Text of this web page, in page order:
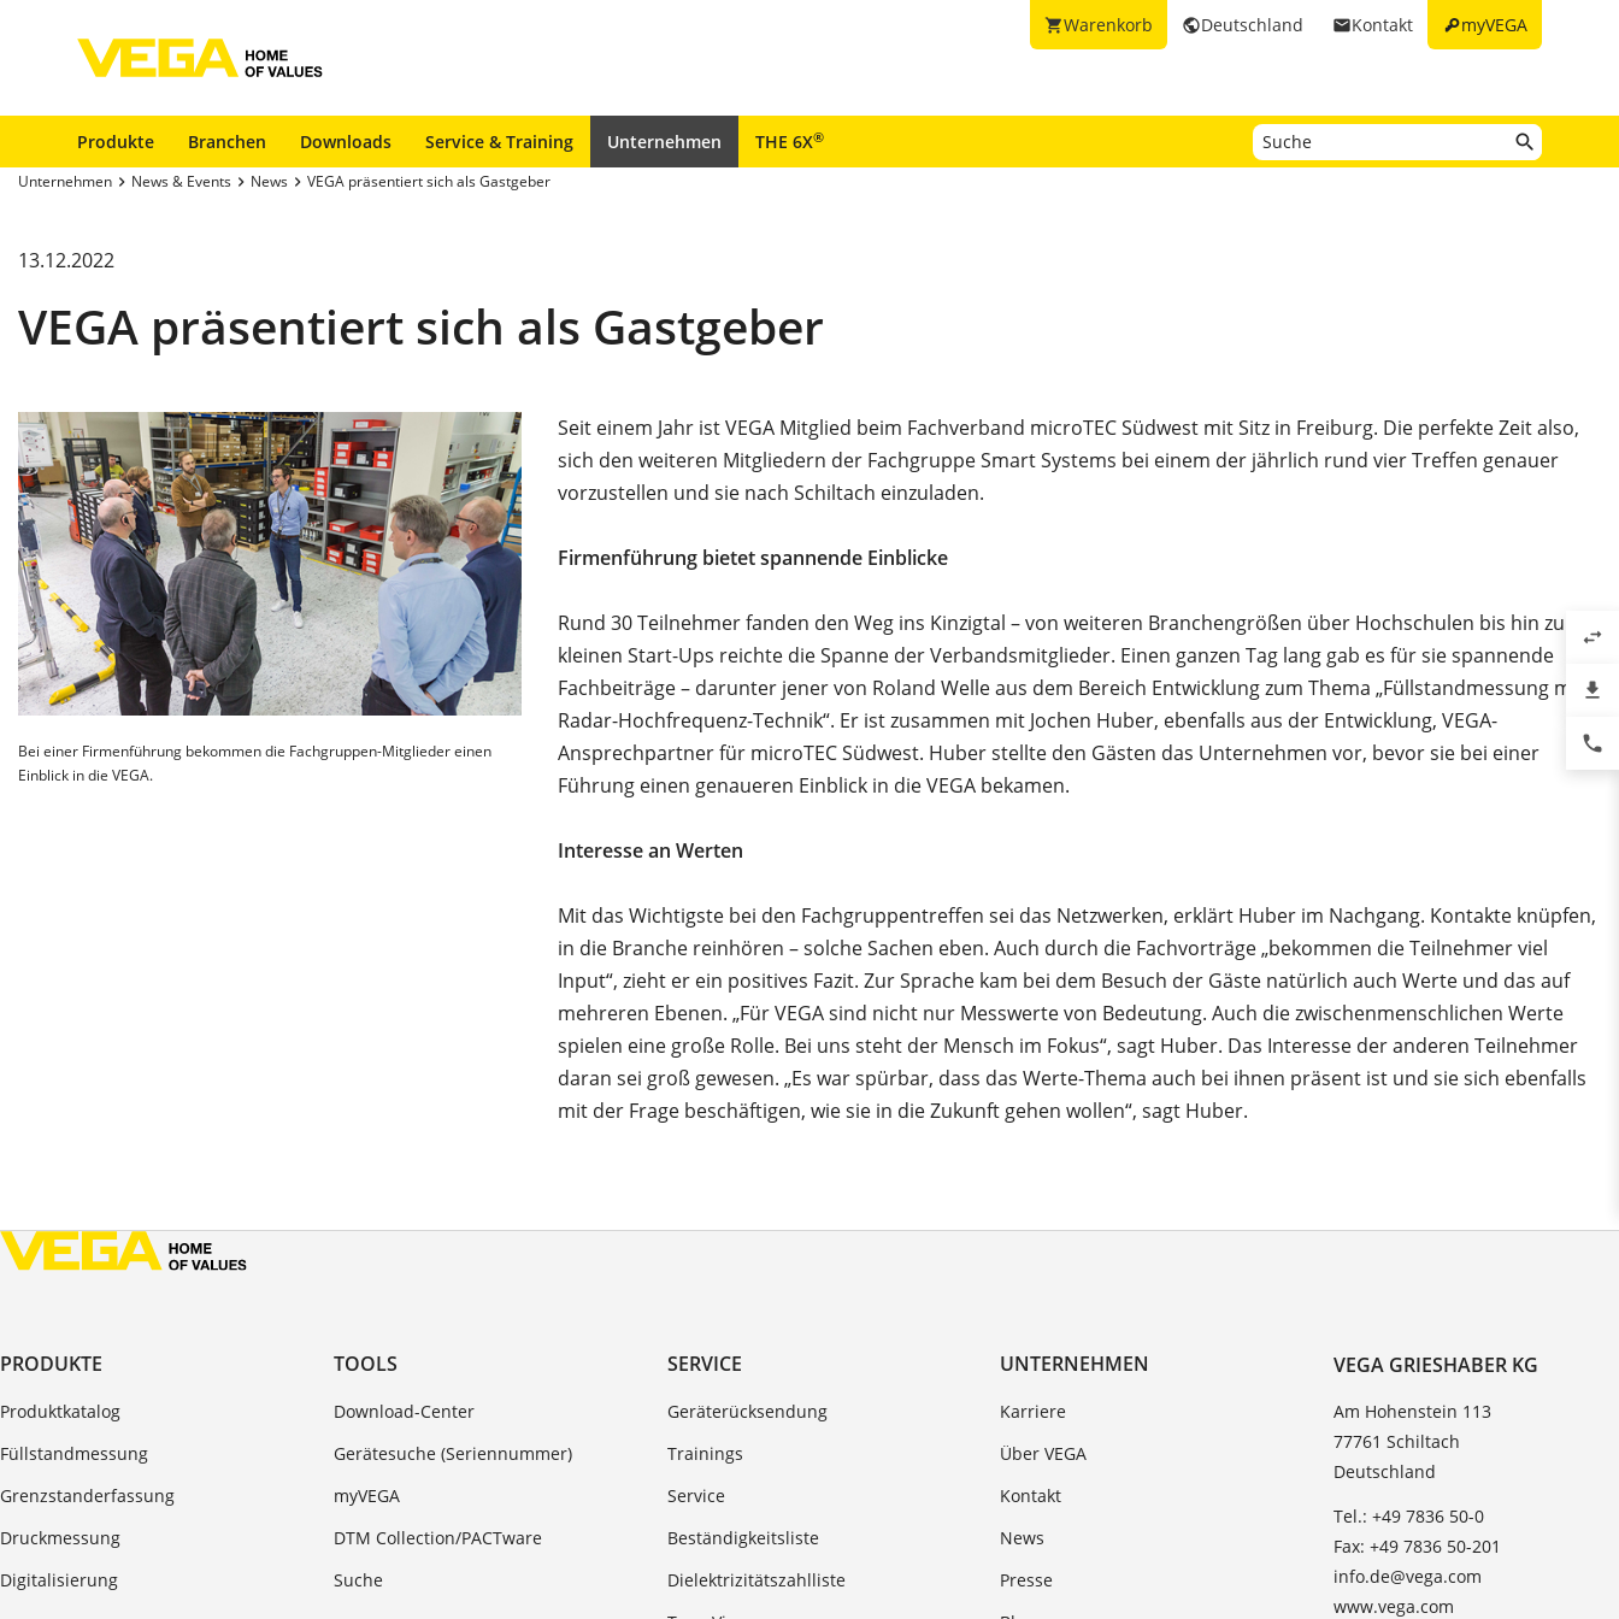
keymyVEGA
emailKontakt
publicDeutschland
shopping_cartWarenkorb
Produkte Branchen Downloads Service & Training Unternehmen THE 6X®
Unternehmen News & Events News VEGA präsentiert sich als Gastgeber
13.12.2022
VEGA präsentiert sich als Gastgeber
Bei einer Firmenführung bekommen die Fachgruppen-Mitglieder einen
Einblick in die VEGA.
Seit einem Jahr ist VEGA Mitglied beim Fachverband microTEC Südwest mit Sitz in Freiburg. Die perfekte Zeit also,
sich den weiteren Mitgliedern der Fachgruppe Smart Systems bei einem der jährlich rund vier Treffen genauer
vorzustellen und sie nach Schiltach einzuladen.
Firmenführung bietet spannende Einblicke
Rund 30 Teilnehmer fanden den Weg ins Kinzigtal – von weiteren Branchengrößen über Hochschulen bis hin zu
kleinen Start-Ups reichte die Spanne der Verbandsmitglieder. Einen ganzen Tag lang gab es für sie spannende
Fachbeiträge – darunter jener von Roland Welle aus dem Bereich Entwicklung zum Thema „Füllstandmessung mit
Radar-Hochfrequenz-Technik“. Er ist zusammen mit Jochen Huber, ebenfalls aus der Entwicklung, VEGA-
Ansprechpartner für microTEC Südwest. Huber stellte den Gästen das Unternehmen vor, bevor sie bei einer
Führung einen genaueren Einblick in die VEGA bekamen.
Interesse an Werten
Mit das Wichtigste bei den Fachgruppentreffen sei das Netzwerken, erklärt Huber im Nachgang. Kontakte knüpfen,
in die Branche reinhören – solche Sachen eben. Auch durch die Fachvorträge „bekommen die Teilnehmer viel
Input“, zieht er ein positives Fazit. Zur Sprache kam bei dem Besuch der Gäste natürlich auch Werte und das auf
mehreren Ebenen. „Für VEGA sind nicht nur Messwerte von Bedeutung. Auch die zwischenmenschlichen Werte
spielen eine große Rolle. Bei uns steht der Mensch im Fokus“, sagt Huber. Das Interesse der anderen Teilnehmer
daran sei groß gewesen. „Es war spürbar, dass das Werte-Thema auch bei ihnen präsent ist und sie sich ebenfalls
mit der Frage beschäftigen, wie sie in die Zukunft gehen wollen“, sagt Huber.
PRODUKTE
Produktkatalog
Füllstandmessung
Grenzstanderfassung
Druckmessung
Digitalisierung
TOOLS
Download-Center
Gerätesuche (Seriennummer)
myVEGA
DTM Collection/PACTware
Suche
SERVICE
Geräterücksendung
Trainings
Service
Beständigkeitsliste
Dielektrizitätszahlliste
UNTERNEHMEN
Karriere
Über VEGA
Kontakt
News
Presse
VEGA GRIESHABER KG
Am Hohenstein 113
77761 Schiltach
Deutschland
Tel.: +49 7836 50-0
Fax: +49 7836 50-201
info.de@vega.com
www.vega.com
swap_horiz
file_download
phone